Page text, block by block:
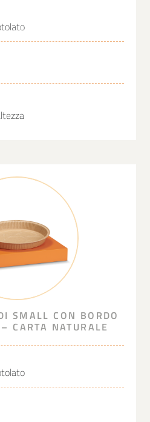
SMALL CON BORDO
CARTA NATURALE